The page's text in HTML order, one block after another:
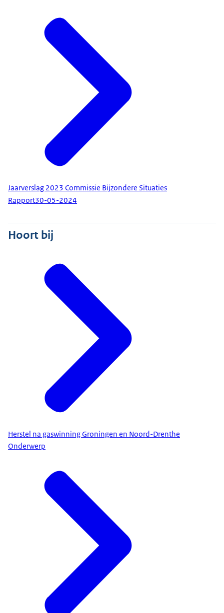
Jaarverslag 2023 Commissie Bijzondere Situaties
Rapport30-05-2024
Hoort bij
Herstel na gaswinning Groningen en Noord-Drenthe
Onderwerp